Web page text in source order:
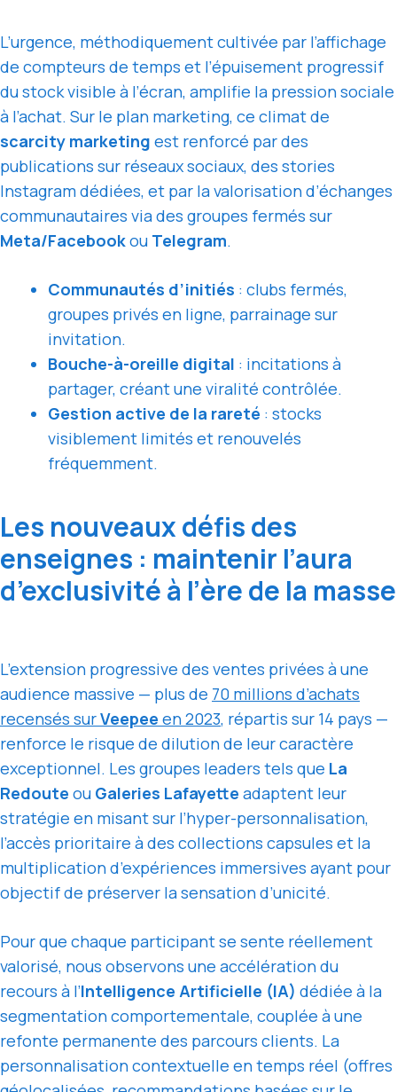
L’urgence, méthodiquement cultivée par l’affichage
de compteurs de temps et l’épuisement progressif
du stock visible à l’écran, amplifie la pression sociale
à l’achat. Sur le plan marketing, ce climat de
scarcity marketing est renforcé par des
publications sur réseaux sociaux, des stories
Instagram dédiées, et par la valorisation d’échanges
communautaires via des groupes fermés sur
Meta/Facebookou Telegram.
Communautés d’initiés : clubs fermés,
groupes privés en ligne, parrainage sur
invitation.
Bouche-à-oreille digital : incitations à
partager, créant une viralité contrôlée.
Gestion active de la rareté : stocks
visiblement limités et renouvelés
fréquemment.
Les nouveaux défis des
enseignes : maintenir l’aura
d’exclusivité à l’ère de la masse
L’extension progressive des ventes privées à une
audience massive — plus de 70 millions d’achats
recensés surVeepee en 2023, répartis sur 14 pays —
renforce le risque de dilution de leur caractère
exceptionnel. Les groupes leaders tels que La
Redoute ou Galeries Lafayette adaptent leur
stratégie en misant sur l’hyper-personnalisation,
l’accès prioritaire à des collections capsules et la
multiplication d’expériences immersives ayant pour
objectif de préserver la sensation d’unicité.
Pour que chaque participant se sente réellement
valorisé, nous observons une accélération du
recours à l’Intelligence Artificielle (IA) dédiée à la
segmentation comportementale, couplée à une
refonte permanente des parcours clients. La
personnalisation contextuelle en temps réel (offres